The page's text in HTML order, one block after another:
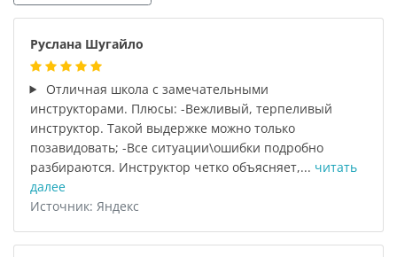
Руслана Шугайло
Отличная школа с замечательными
инструкторами. Плюсы: -Вежливый, терпеливый
инструктор. Такой выдержке можно только
позавидовать; -Все ситуации\ошибки подробно
разбираются. Инструктор четко объясняет,... читать
далее
Источник: Яндекс